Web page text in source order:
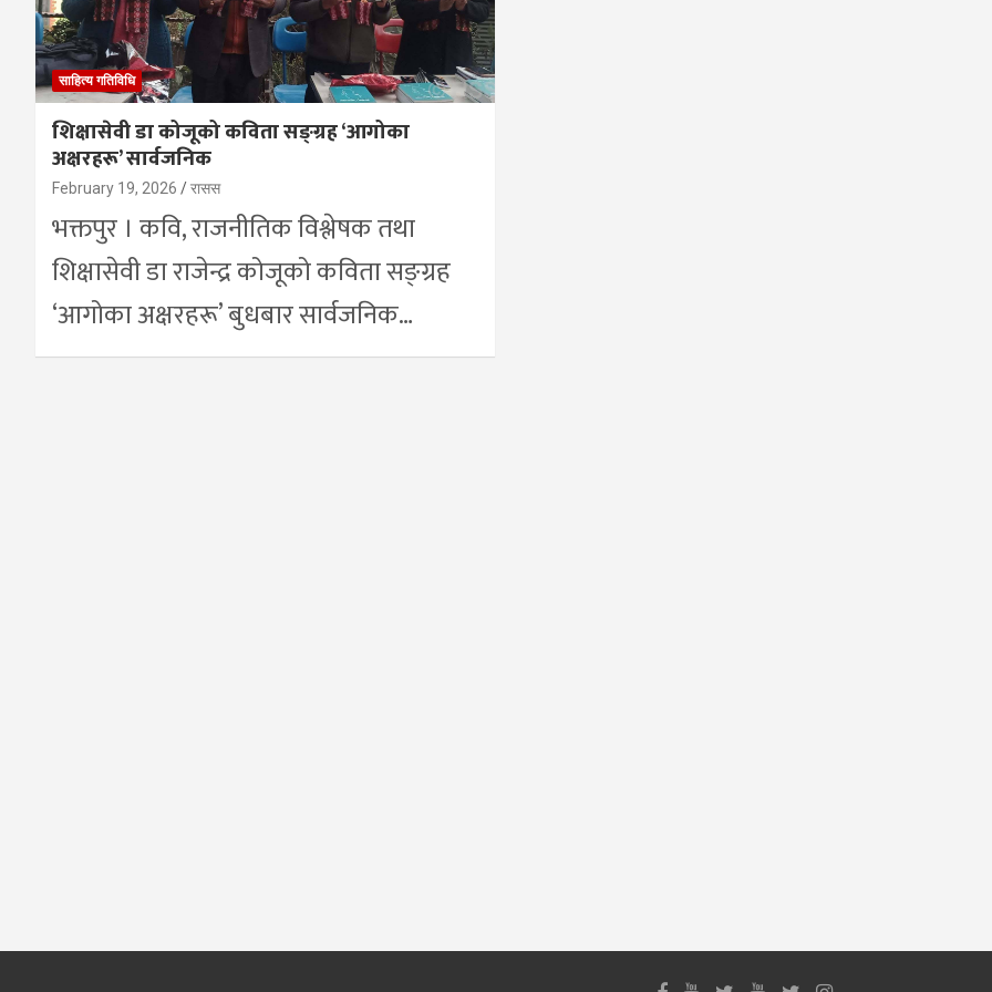
साहित्य गतिविधि
शिक्षासेवी डा कोजूको कविता सङ्ग्रह ‘आगोका
अक्षरहरू’ सार्वजनिक
February 19, 2026 रासस
भक्तपुर । कवि, राजनीतिक विश्लेषक तथा
शिक्षासेवी डा राजेन्द्र कोजूको कविता सङ्ग्रह
‘आगोका अक्षरहरू’ बुधबार सार्वजनिक…